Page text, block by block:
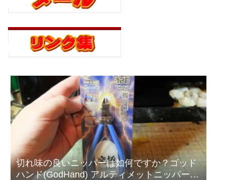
切れ味の良いニッパーは如何ですか？ゴッド
ハンド(GodHand) アルティメットニッパー